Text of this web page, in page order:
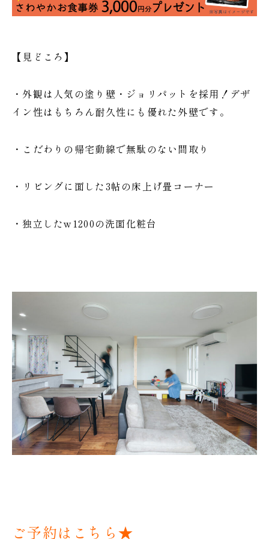
【見どころ】
・外観は人気の塗り壁・ジョリパットを採用！デザ
イン性はもちろん耐久性にも優れた外壁です。
・こだわりの帰宅動線で無駄のない間取り
・リビングに面した3帖の床上げ畳コーナー
・独立したw1200の洗面化粧台
ご予約はこちら★